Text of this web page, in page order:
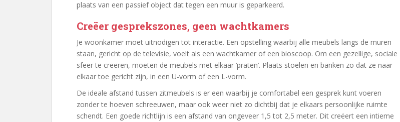
plaats van een passief object dat tegen een muur is geparkeerd.
Creëer gesprekszones, geen wachtkamers
Je woonkamer moet uitnodigen tot interactie. Een opstelling waarbij alle meubels langs de muren
staan, gericht op de televisie, voelt als een wachtkamer of een bioscoop. Om een gezellige, sociale
sfeer te creëren, moeten de meubels met elkaar ‘praten’. Plaats stoelen en banken zo dat ze naar
elkaar toe gericht zijn, in een U-vorm of een L-vorm.
De ideale afstand tussen zitmeubels is er een waarbij je comfortabel een gesprek kunt voeren
zonder te hoeven schreeuwen, maar ook weer niet zo dichtbij dat je elkaars persoonlijke ruimte
schendt. Een goede richtlijn is een afstand van ongeveer 1,5 tot 2,5 meter. Dit creëert een intieme